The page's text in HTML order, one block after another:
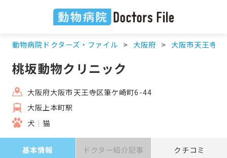
動物病院ドクターズ・ファイル 大阪府 大阪市天王寺区
桃坂動物クリニック
大阪府大阪市天王寺区筆ケ崎町6-44
大阪上本町駅
犬
猫
基本情報 ドクター紹介記事 クチコミ